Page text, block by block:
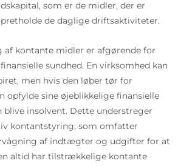
som er de midler, der er
de daglige driftsaktiviteter.
af kontante midler er afgørende for
sundhed. En virksomhed kan
men hvis den løber tør for
opfylde sine øjeblikkelige finansielle
blive insolvent. Dette understreger
kontantstyring, som omfatter
af indtægter og udgifter for at
altid har tilstrækkelige kontante